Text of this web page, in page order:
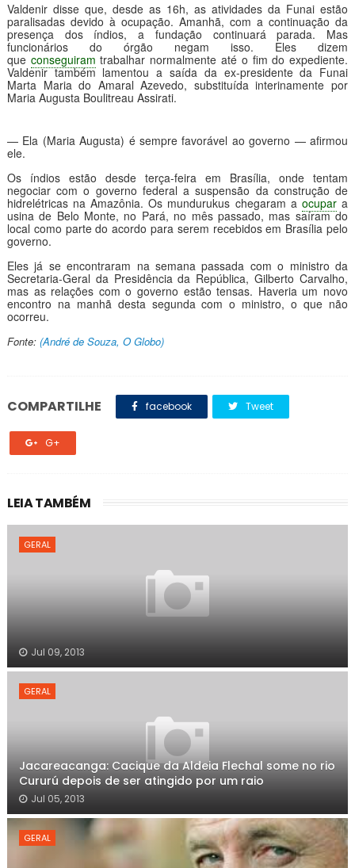
Valdenir disse que, desde as 16h, as atividades da Funai estão
paralisadas devido à ocupação. Amanhã, com a continuação da
presença dos índios, a fundação continuará parada. Mas
funcionários do órgão negam isso. Eles dizem
que conseguiram trabalhar normalmente até o fim do expediente.
Valdenir também lamentou a saída da ex-presidente da Funai
Marta Maria do Amaral Azevedo, substituída interinamente por
Maria Augusta Boulitreau Assirati.
— Ela (Maria Augusta) é sempre favorável ao governo — afirmou
ele.
Os índios estão desde terça-feira em Brasília, onde tentam
negociar com o governo federal a suspensão da construção de
hidrelétricas na Amazônia. Os mundurukus chegaram a ocupara
usina de Belo Monte, no Pará, no mês passado, mas saíram do
local como parte do acordo para serem recebidos em Brasília pelo
governo.
Eles já se encontraram na semana passada com o ministro da
Secretaria-Geral da Presidência da República, Gilberto Carvalho,
mas as relações com o governo estão tensas. Haveria um novo
encontro na manhã desta segunda com o ministro, o que não
ocorreu.
Fonte: (André de Souza, O Globo)
COMPARTILHE facebook Tweet
G+
LEIA TAMBÉM
GERAL
Jul 09, 2013
GERAL
Jacareacanga: Cacique da Aldeia Flechal some no rio
Cururú depois de ser atingido por um raio
Jul 05, 2013
GERAL